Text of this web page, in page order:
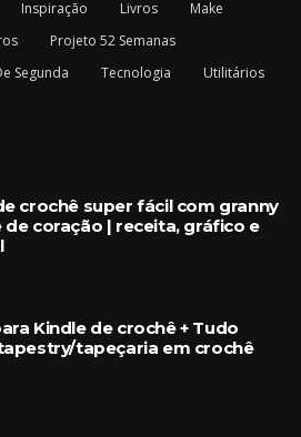
Inspiração Livros
Make
Projeto 52 Semanas
Segunda Tecnologia
Utilitários
crochê super fácil com granny
de coração | receita, gráfico e
Kindle de crochê + Tudo
tapeçaria em crochê